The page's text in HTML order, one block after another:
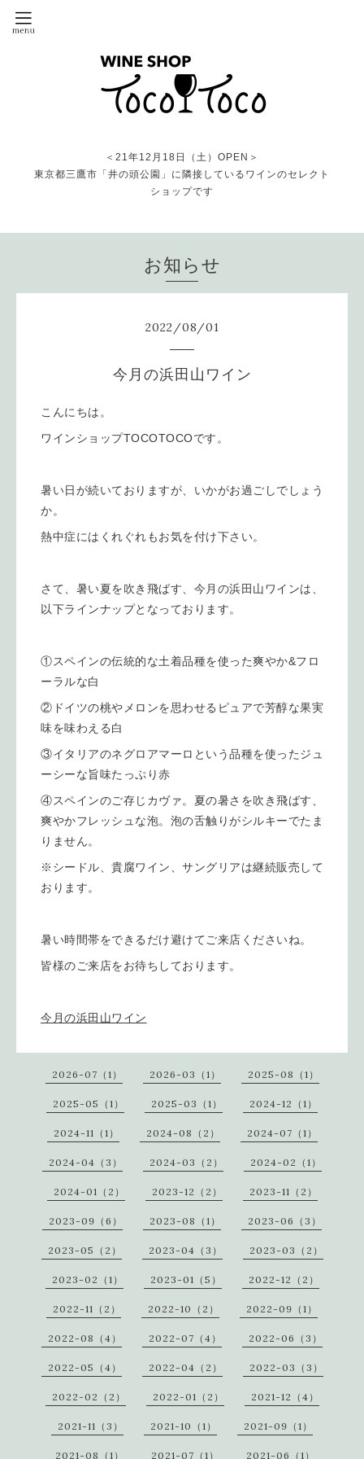
＜21年12月18日（土）OPEN＞
東京都三鷹市「井の頭公園」に隣接しているワインのセレクト
ショップです
お知らせ
2022/08/01
今月の浜田山ワイン
こんにちは。
ワインショップTOCOTOCOです。
暑い日が続いておりますが、いかがお過ごしでしょう
か。
熱中症にはくれぐれもお気を付け下さい。
さて、暑い夏を吹き飛ばす、今月の浜田山ワインは、
以下ラインナップとなっております。
①スペインの伝統的な土着品種を使った爽やか&フロ
ーラルな白
②ドイツの桃やメロンを思わせるピュアで芳醇な果実
味を味わえる白
③イタリアのネグロアマーロという品種を使ったジュ
ーシーな旨味たっぷり赤
④スペインのご存じカヴァ。夏の暑さを吹き飛ばす、
爽やかフレッシュな泡。泡の舌触りがシルキーでたま
りません。
※シードル、貴腐ワイン、サングリアは継続販売して
おります。
暑い時間帯をできるだけ避けてご来店くださいね。
皆様のご来店をお待ちしております。
今月の浜田山ワイン
2026-07（1） 2026-03（1） 2025-08（1）
2025-05（1） 2025-03（1） 2024-12（1）
2024-11（1） 2024-08（2） 2024-07（1）
2024-04（3） 2024-03（2） 2024-02（1）
2024-01（2） 2023-12（2） 2023-11（2）
2023-09（6） 2023-08（1） 2023-06（3）
2023-05（2） 2023-04（3） 2023-03（2）
2023-02（1） 2023-01（5） 2022-12（2）
2022-11（2） 2022-10（2） 2022-09（1）
2022-08（4） 2022-07（4） 2022-06（3）
2022-05（4） 2022-04（2） 2022-03（3）
2022-02（2） 2022-01（2） 2021-12（4）
2021-11（3） 2021-10（1） 2021-09（1）
2021-08（1） 2021-07（1） 2021-06（1）